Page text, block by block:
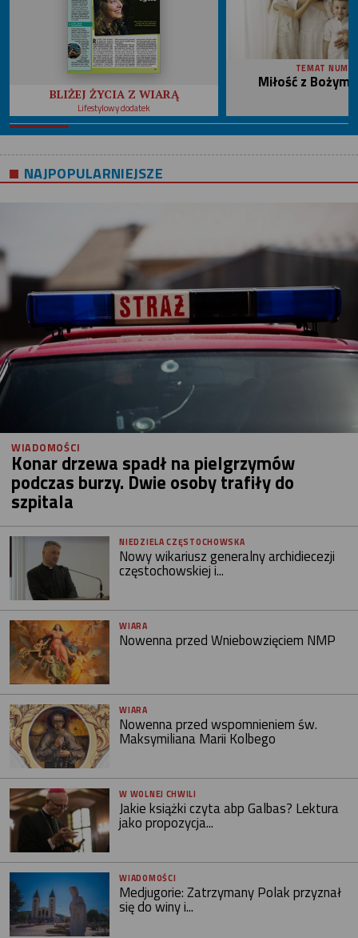
BLIŻEJ ŻYCIA Z WIARĄ
Lifestylowy dodatek
TEMAT
Miłość z
NAJPOPULARNIEJSZE
WIADOMOŚCI
Konar drzewa spadł na pielgrzymów
podczas burzy. Dwie osoby trafiły do
szpitala
NIEDZIELA CZĘSTOCHOWSKA
Nowy wikariusz generalny archidiecezji
częstochowskiej i...
WIARA
Nowenna przed Wniebowzięciem NMP
WIARA
Nowenna przed wspomnieniem św.
Maksymiliana Marii Kolbego
W WOLNEJ CHWILI
Jakie książki czyta abp Galbas? Lektura
jako propozycja...
WIADOMOŚCI
Medjugorie: Zatrzymany Polak przyznał
się do winy i...